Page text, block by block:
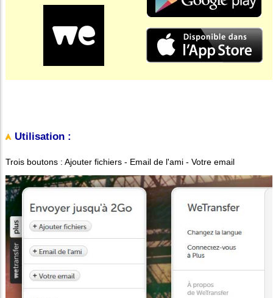
Utilisation :
Trois boutons : Ajouter fichiers - Email de l'ami - Votre email